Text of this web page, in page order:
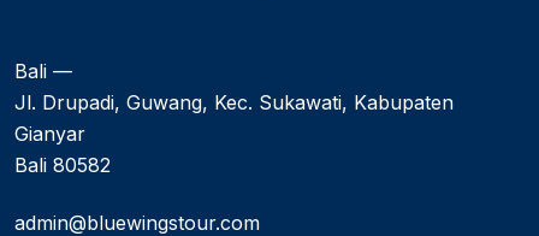
Bali —
Jl. Drupadi, Guwang, Kec. Sukawati, Kabupaten
Gianyar
Bali 80582
admin@bluewingstour.com